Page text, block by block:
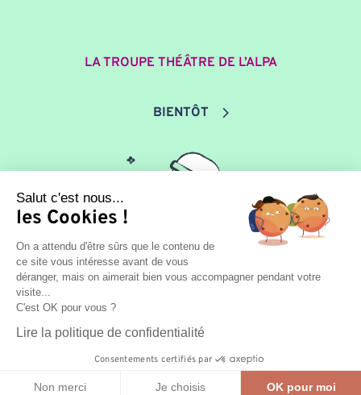
LA TROUPE THÉÂTRE DE L’ALPA
BIENTÔT
Contact
Salut c'est nous...
les Cookies !
On a attendu d'être sûrs que le contenu de
ce site vous intéresse avant de vous
déranger, mais on aimerait bien vous accompagner pendant votre
visite...
C'est OK pour vous ?
Lire la politique de confidentialité
Consentements certifiés par
Non merci Je choisis OK pour moi